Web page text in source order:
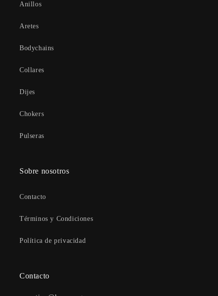
Anillos
Aretes
Bodychains
Collares
Dijes
Chokers
Pulseras
Sobre nosotros
Contacto
Términos y Condiciones
Política de privacidad
Contacto